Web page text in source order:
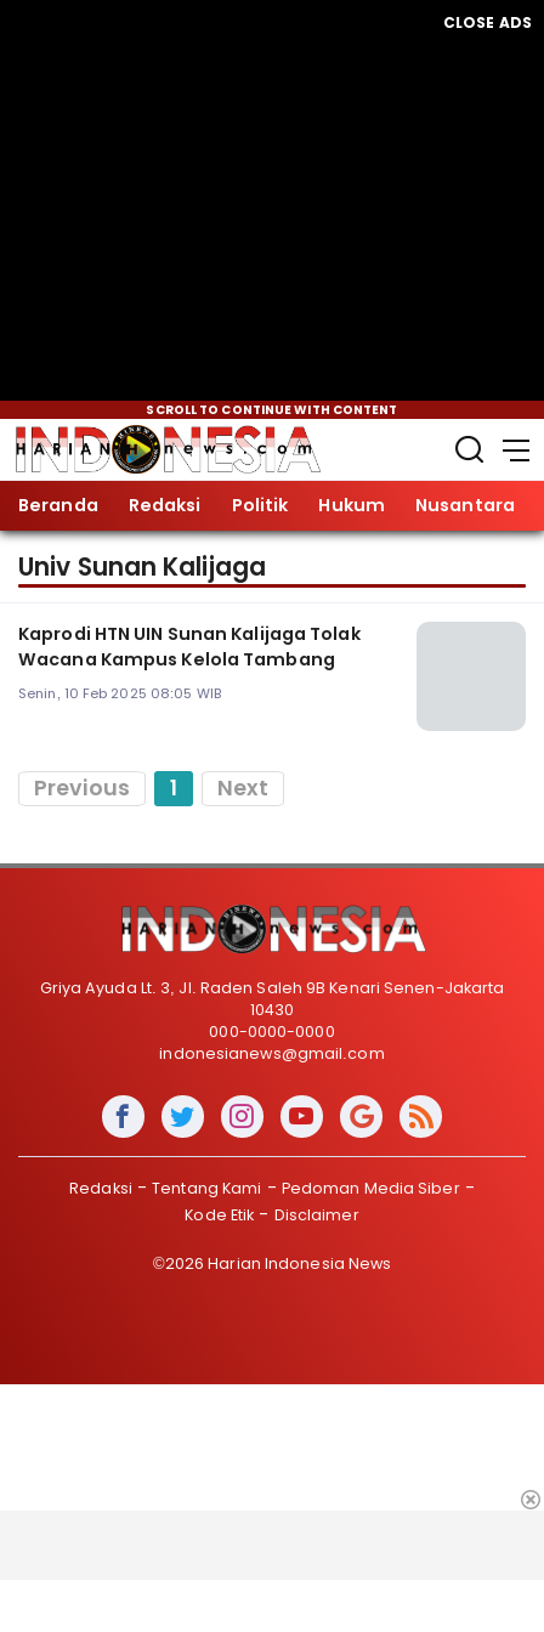
CLOSE ADS
SCROLL TO CONTINUE WITH CONTENT
Beranda Redaksi Politik Hukum Nusantara
Univ Sunan Kalijaga
Kaprodi HTN UIN Sunan Kalijaga Tolak
Wacana Kampus Kelola Tambang
Senin, 10 Feb 2025 08:05 WIB
Previous 1 Next
Griya Ayuda Lt. 3, Jl. Raden Saleh 9B Kenari Senen-Jakarta
10430
000-0000-0000
indonesianews@gmail.com
Redaksi Tentang Kami
Pedoman Media Siber
Kode Etik
Disclaimer
©2026 Harian Indonesia News